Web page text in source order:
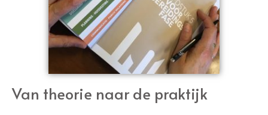
Van theorie naar de praktijk